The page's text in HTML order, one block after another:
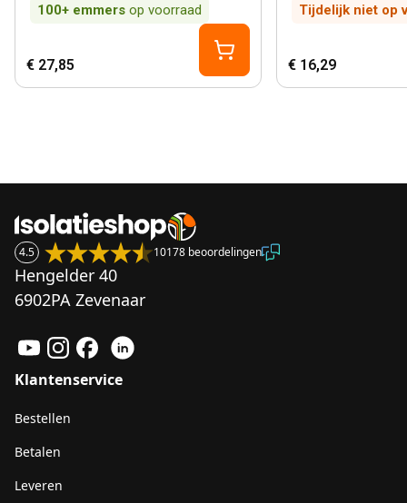
100+ emmers op voorraad
€ 27,85
Tijdelijk niet op
€ 16,29
4.5 10178 beoordelingen
Hengelder 40
6902PA Zevenaar
Klantenservice
Bestellen
Betalen
Leveren